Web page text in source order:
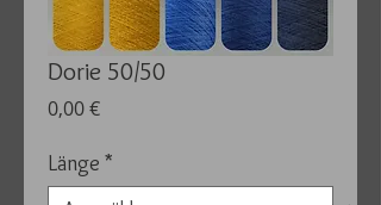
Dorie 50/50
0,00 €Preis
Länge *